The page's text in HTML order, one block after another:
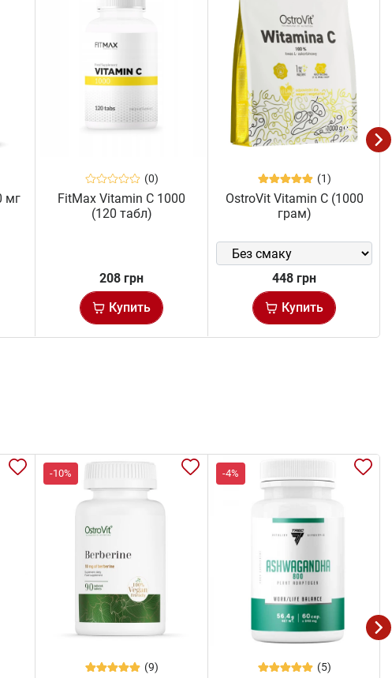
мг
(0)
FitMax Vitamin C 1000
(120 табл)
208 грн
Купить
(1)
OstroVit Vitamin C (1000
грам)
448 грн
Купить
-10%
(9)
-4%
(5)